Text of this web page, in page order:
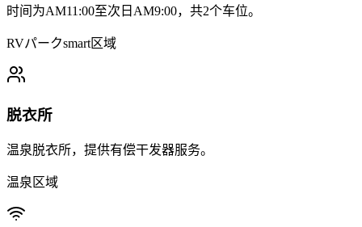
时间为AM11:00至次日AM9:00，共2个车位。
RVパークsmart区域
脱衣所
温泉脱衣所，提供有偿干发器服务。
温泉区域